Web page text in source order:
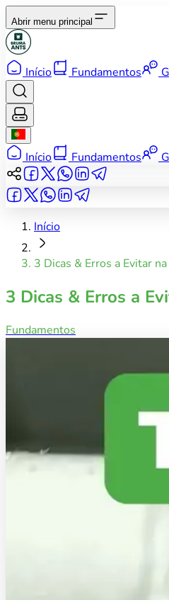
Abrir menu principal
Início Fundamentos
Início Fundamentos
Início
3 Dicas & Erros a Evitar
3 Dicas & Erros a
Fundamentos